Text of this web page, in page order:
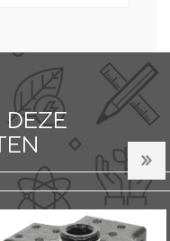
DEZE